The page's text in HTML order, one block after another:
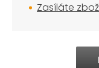
Zasíláte